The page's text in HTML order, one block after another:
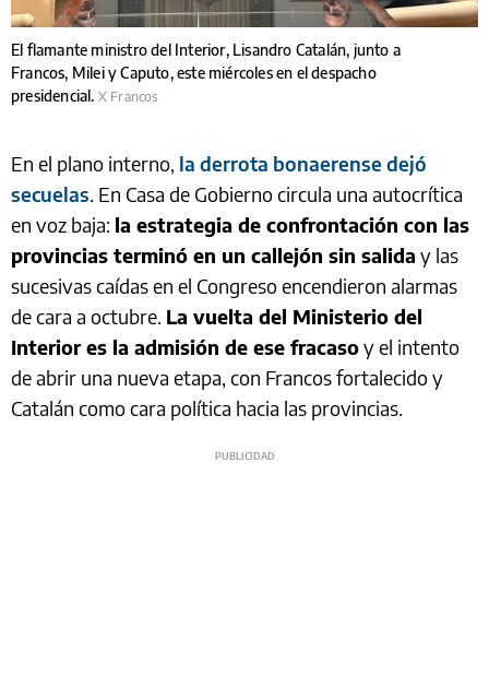
El flamante ministro del Interior, Lisandro Catalán, junto a
Francos, Milei y Caputo, este miércoles en el despacho
presidencial. X Francos
En el plano interno, la derrota bonaerense dejó
secuelas . En Casa de Gobierno circula una autocrítica
en voz baja: la estrategia de confrontación con las
provincias terminó en un callejón sin salida y las
sucesivas caídas en el Congreso encendieron alarmas
de cara a octubre. La vuelta del Ministerio del
Interior es la admisión de ese fracasoy el intento
de abrir una nueva etapa, con Francos fortalecido y
Catalán como cara política hacia las provincias.